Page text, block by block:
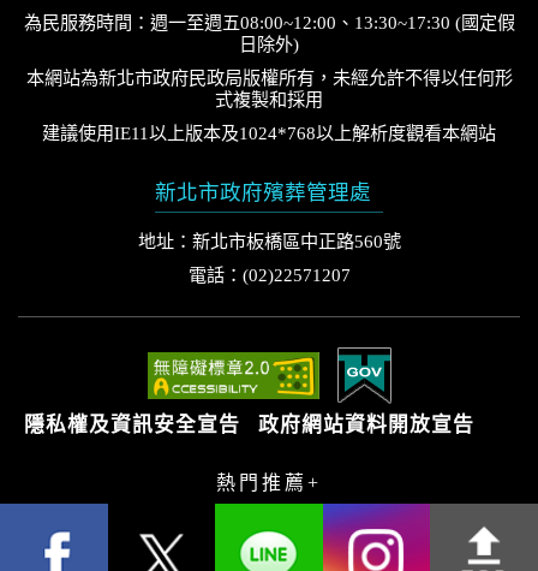
為民服務時間：週一至週五08:00~12:00、13:30~17:30 (國定假
日除外)
本網站為新北市政府民政局版權所有，未經允許不得以任何形
式複製和採用
建議使用IE11以上版本及1024*768以上解析度觀看本網站
新北市政府殯葬管理處
地址：新北市板橋區中正路560號
電話：(02)22571207
隱私權及資訊安全宣告 政府網站資料開放宣告
熱門推薦